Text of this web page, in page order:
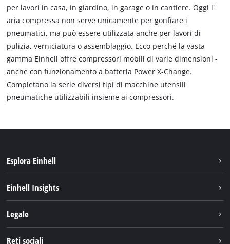
per lavori in casa, in giardino, in garage o in cantiere. Oggi l'
aria compressa non serve unicamente per gonfiare i
pneumatici, ma può essere utilizzata anche per lavori di
pulizia, verniciatura o assemblaggio. Ecco perché la vasta
gamma Einhell offre compressori mobili di varie dimensioni -
anche con funzionamento a batteria Power X-Change.
Completano la serie diversi tipi di macchine utensili
pneumatiche utilizzabili insieme ai compressori.
Esplora Einhell
Chi siamo
Einhell Insights
Einhell prodotti
Legale
Reti sociali